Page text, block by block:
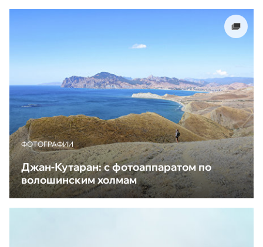
ФОТОГРАФИИ
Джан-Кутаран: с фотоаппаратом по
волошинским холмам